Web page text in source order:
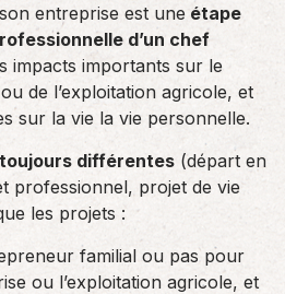
entreprise est une étape
d’un chef
impacts importants sur le
de l’exploitation agricole, et
sur la vie la vie personnelle.
différentes (départ en
professionnel, projet de vie
les projets :
familial ou pas pour
ou l’exploitation agricole, et